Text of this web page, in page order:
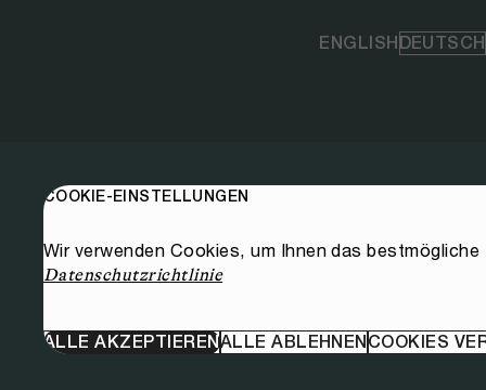
ENGLISHDEUTSCH
COOKIE-EINSTELLUNGEN
Wir verwenden Cookies, um Ihnen das
Datenschutzrichtlinie
ALLE AKZEPTIERENALLE ABLEHNENCOOKIES